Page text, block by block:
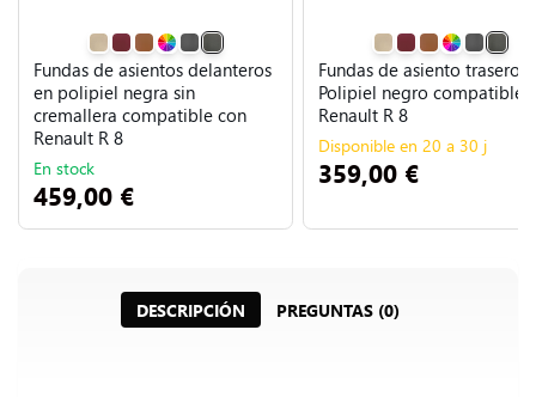
Fundas de asientos delanteros
en polipiel negra sin
cremallera compatible con
Renault R 8
En stock
459,00 €
Fundas de asiento trasero
Polipiel negro compatible
Renault R 8
Disponible en 20 a 30 j
359,00 €
DESCRIPCIÓN PREGUNTAS (0)